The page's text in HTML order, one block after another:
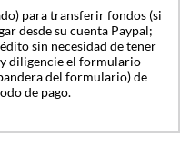
para transferir fondos (si
desde su cuenta Paypal;
sin necesidad de tener
diligencie el formulario
del formulario) de
de pago.